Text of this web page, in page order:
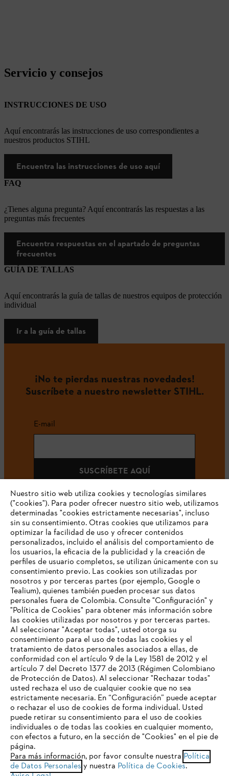
Servicio y consejos
INSTRUCCIONES DE USO
Aquí encontrarás las instrucciones de uso correspondientes a
nuestros productos STIHL
Encuentra las instrucciones de uso aquí
FAQ
¿Tienes alguna pregunta? Aquí encontrarás las respuestas a las
preguntas más frecuentes
Encuentra respuestas en el apartado de preguntas
frecuentes
GUÍA DE TALLAS
Aquí encontrarás la guía de tallas de nuestros equipos de protección
individual
Ir a la guía de tallas
¡No te pierdas nuestras novedades!
Suscríbete a nuestro newsletter STIHL.
E-mail
SUSCRÍBETE AQUÍ
#STIHLCOLOMBIA
Nuestra empresa
Preguntas frecuentes
Contacto
Política tratamiento de datos personales Aviso legal
TU NAVEGADOR NO ES
COMPATIBLE
El navegador que estás utilizando no es compatible con
nuestra página web. Para que puedas disfrutar de nuestro
contenido, utiliza uno de los siguientes navegadores:
firefox chrome
Nuestro sitio web utiliza cookies y tecnologías similares
("cookies"). Para poder ofrecer nuestro sitio web, utilizamos
determinadas "cookies estrictamente necesarias", incluso
sin su consentimiento. Otras cookies que utilizamos para
optimizar la facilidad de uso y ofrecer contenidos
personalizados, incluido el análisis del comportamiento de
los usuarios, la eficacia de la publicidad y la creación de
perfiles de usuario completos, se utilizan únicamente con su
consentimiento previo. Las cookies son utilizadas por
nosotros y por terceras partes (por ejemplo, Google o
Tealium), quienes también pueden procesar sus datos
personales fuera de Colombia. Consulte "Configuración" y
"Política de Cookies" para obtener más información sobre
las cookies utilizadas por nosotros y por terceras partes.
Al seleccionar "Aceptar todas", usted otorga su
consentimiento para el uso de todas las cookies y el
tratamiento de datos personales asociados a ellas, de
conformidad con el artículo 9 de la Ley 1581 de 2012 y el
artículo 7 del Decreto 1377 de 2013 (Régimen Colombiano
de Protección de Datos). Al seleccionar "Rechazar todas"
usted rechaza el uso de cualquier cookie que no sea
estrictamente necesaria. En “Configuración” puede aceptar
o rechazar el uso de cookies de forma individual. Usted
puede retirar su consentimiento para el uso de cookies
individuales o de todas las cookies en cualquier momento,
con efectos a futuro, en la sección de "Cookies" en el pie de
página.
Para más información, por favor consulte nuestra Política
de Datos Personales y nuestra Política de Cookies.